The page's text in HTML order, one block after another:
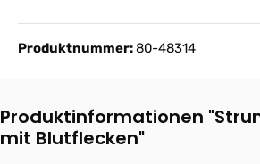
Produktnummer:80-48314
Produktinformationen
mit Blutflecken"